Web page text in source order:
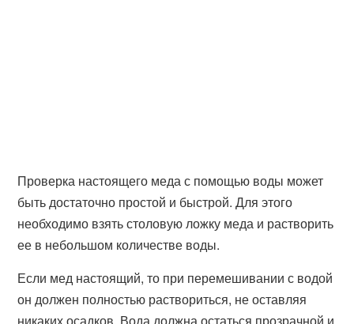
Проверка настоящего меда с помощью воды может
быть достаточно простой и быстрой. Для этого
необходимо взять столовую ложку меда и растворить
ее в небольшом количестве воды.
Если мед настоящий, то при перемешивании с водой
он должен полностью раствориться, не оставляя